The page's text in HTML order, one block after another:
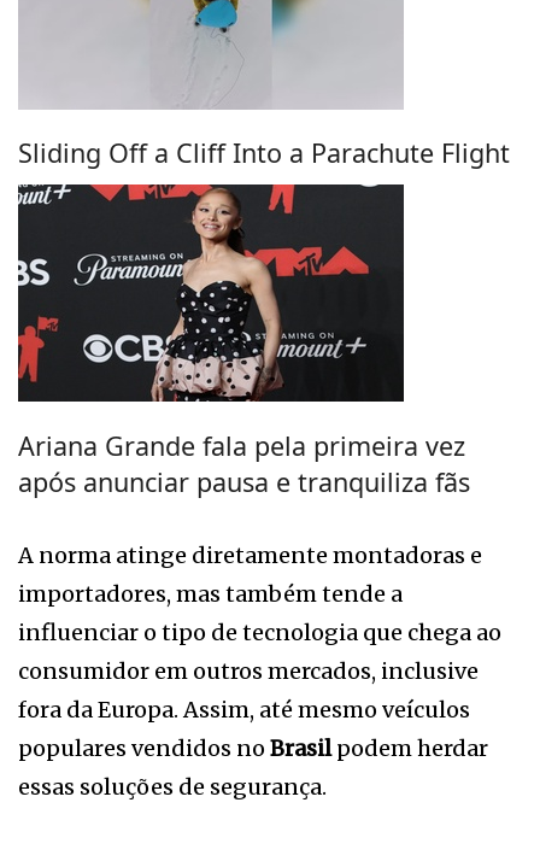
Sliding Off a Cliff Into a Parachute Flight
Ariana Grande fala pela primeira vez
após anunciar pausa e tranquiliza fãs
A norma atinge diretamente montadoras e
importadores, mas também tende a
influenciar o tipo de tecnologia que chega ao
consumidor em outros mercados, inclusive
fora da Europa. Assim, até mesmo veículos
populares vendidos no Brasilpodem herdar
essas soluções de segurança.